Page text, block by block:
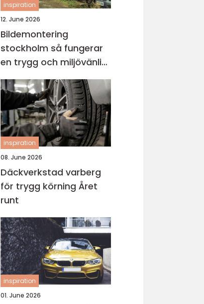
inspiration
12. June 2026
Bildemontering
stockholm så fungerar
en trygg och miljövänlig
bilskrot
inspiration
08. June 2026
Däckverkstad varberg
för trygg körning Året
runt
inspiration
01. June 2026